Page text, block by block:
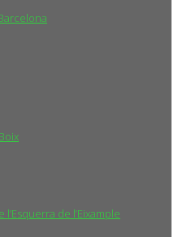
de l’Eixample